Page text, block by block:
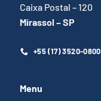
Caixa Postal – 120
Mirassol – SP
+55 (17) 3520-0800
Menu